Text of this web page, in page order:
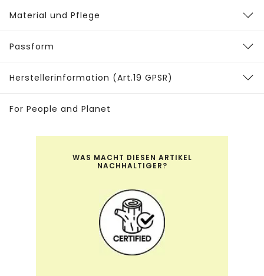
Material und Pflege
Passform
Herstellerinformation (Art.19 GPSR)
For People and Planet
WAS MACHT DIESEN ARTIKEL
NACHHALTIGER?